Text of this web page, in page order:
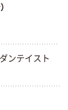
ンテイスト